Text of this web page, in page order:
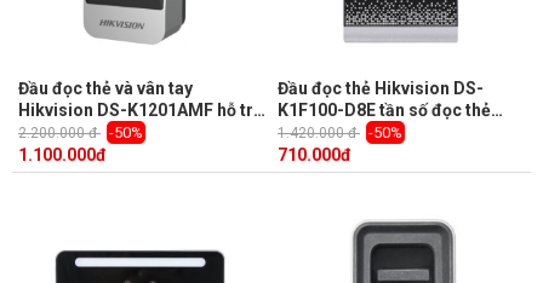
Đầu đọc thẻ và vân tay
Hikvision DS-K1201AMF hỗ trợ
5000 vân tay, giao thức RS-485
2.200.000 đ -50%
1.100.000đ
Đầu đọc thẻ Hikvision DS-
K1F100-D8E tần số đọc thẻ
13.56 MHz và 125 KHz
1.420.000 đ -50%
710.000đ